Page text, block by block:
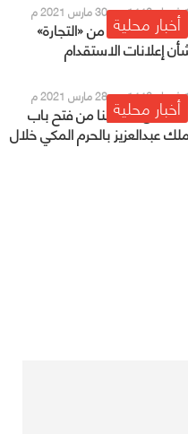
أخبار محليةم
مشددة من «التجارة»
إعلانات الاستقدام
والخدمات العمالية
أخبار محليةم
اقتربنا من فتح باب
عبدالعزيز بالحرم المكي خلال